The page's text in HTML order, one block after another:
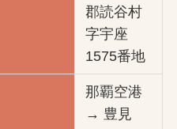
郡読谷村
字宇座
1575番地
那覇空港
→ 豊見